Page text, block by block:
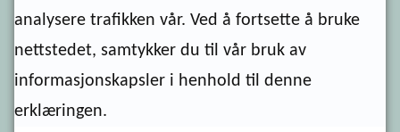
Org.nr.: 921 785 410
Kommunenummer: 5060
Kontonummer: 4212 53 89842
analysere trafikken vår. Ved å fortsette å bruke
nettstedet, samtykker du til vår bruk av
informasjonskapsler i henhold til denne
erklæringen.